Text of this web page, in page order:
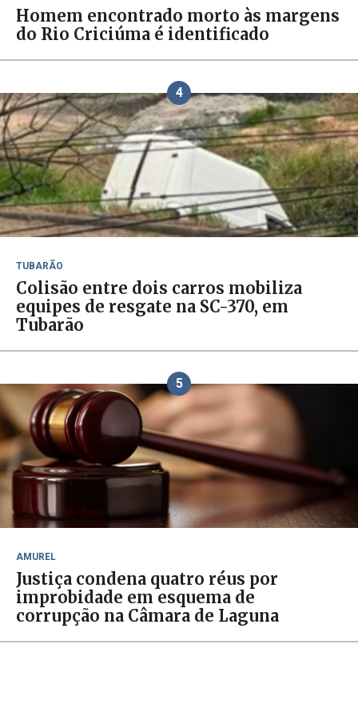
Homem encontrado morto às margens
do Rio Criciúma é identificado
4
TUBARÃO
Colisão entre dois carros mobiliza
equipes de resgate na SC-370, em
Tubarão
5
AMUREL
Justiça condena quatro réus por
improbidade em esquema de
corrupção na Câmara de Laguna